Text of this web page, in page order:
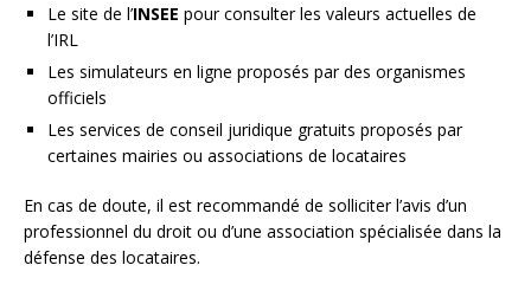
Le site de l’INSEE pour consulter les valeurs actuelles de
l’IRL
Les simulateurs en ligne proposés par des organismes
officiels
Les services de conseil juridique gratuits proposés par
certaines mairies ou associations de locataires
En cas de doute, il est recommandé de solliciter l’avis d’un
professionnel du droit ou d’une association spécialisée dans la
défense des locataires.